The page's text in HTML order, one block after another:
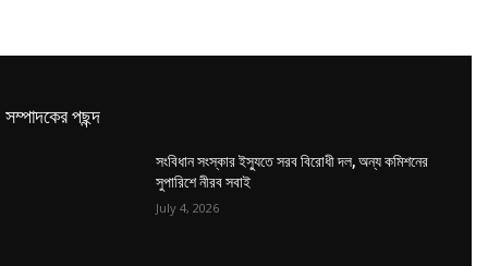
সম্পাদকের পছন্দ
সংবিধান সংস্কার ইস্যুতে সরব বিরোধী দল, অন্য কমিশনের
সুপারিশে নীরব সবাই
July 4, 2026